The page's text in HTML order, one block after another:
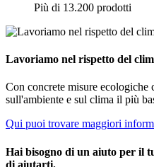
Più di 13.200 prodotti
Lavoriamo nel rispetto del
Con concrete misure ecologiche
sull'ambiente e sul clima il più
Qui puoi trovare maggiori
Hai bisogno di un aiuto per il
di aiutarti.